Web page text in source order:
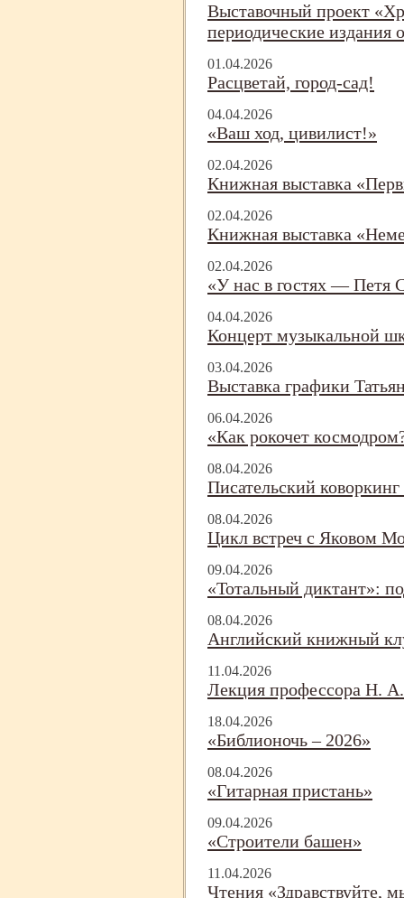
Выставочный проект
периодические издания
01.04.2026
Расцветай, город-сад!
04.04.2026
«Ваш ход, цивилист!»
02.04.2026
Книжная выставка
02.04.2026
Книжная выставка
02.04.2026
«У нас в гостях — Петя
04.04.2026
Концерт музыкальной
03.04.2026
Выставка графики
06.04.2026
«Как рокочет
08.04.2026
Писательский
08.04.2026
Цикл встреч с Яковом
09.04.2026
«Тотальный диктант»:
08.04.2026
Английский книжный
11.04.2026
Лекция профессора Н.
18.04.2026
«Библионочь – 2026»
08.04.2026
«Гитарная пристань»
09.04.2026
«Строители башен»
11.04.2026
Чтения «Здравствуйте,